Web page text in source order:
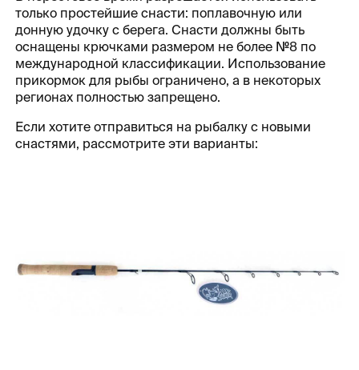
только простейшие снасти: поплавочную или
донную удочку с берега. Снасти должны быть
оснащены крючками размером не более №8 по
международной классификации. Использование
прикормок для рыбы ограничено, а в некоторых
регионах полностью запрещено.
Если хотите отправиться на рыбалку с новыми
снастями, рассмотрите эти варианты: